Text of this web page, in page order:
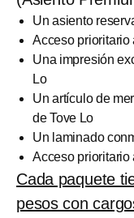
Un asiento
Acceso prioritario
Una impresión
Lo
Un artículo de
de Tove Lo
Un laminado
Acceso prioritario
Cada paquete
pesos con